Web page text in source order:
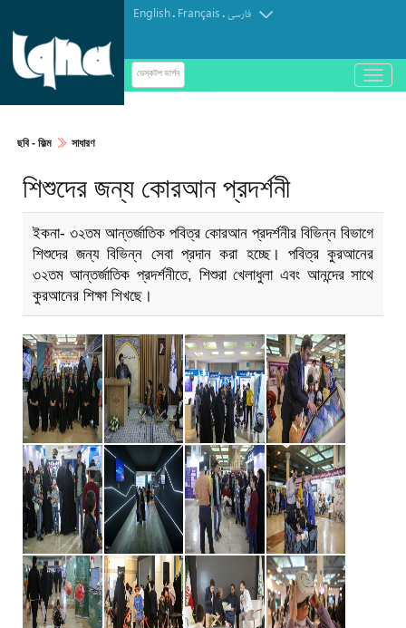
English. Français.فارسی
ডেস্কটপ ভার্শন
باز
و
ছবি‎ - ফিল্ম সাধারণ
শিশুদের জন্য কোরআন প্রদর্শনী
ইকনা- ৩২তম আন্তর্জাতিক পবিত্র কোরআন প্রদর্শনীর বিভিন্ন বিভাগে
শিশুদের জন্য বিভিন্ন সেবা প্রদান করা হচ্ছে। পবিত্র কুরআনের
৩২তম আন্তর্জাতিক প্রদর্শনীতে, শিশুরা খেলাধুলা এবং আনন্দের সাথে
কুরআনের শিক্ষা শিখছে।